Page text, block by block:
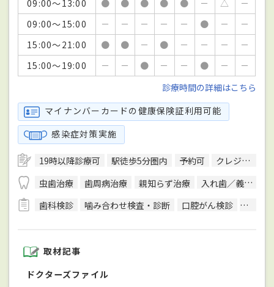
09:00～13:00 ● ● ● ● ● － △
－
09:00～15:00
－ － － － － ● －
－
15:00～21:00
● ● － ● － － －
－
15:00～19:00
－ － ● － － ● －
－
診療時間の詳細はこちら
マイナンバーカードの健康保険証利用可能
感染症対策実施
19時以降診療可 駅徒歩5分圏内 予約可
クレジットカード対応
虫歯治療
歯周病治療 親知らず治療
入れ歯／義歯治療
歯科検診
噛み合わせ検査・診断 口腔がん検診 CT検査
取材記事
ドクターズファイル